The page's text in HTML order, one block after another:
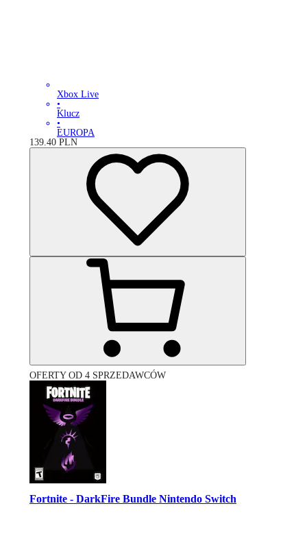
Xbox Live
•
Klucz
•
EUROPA
139.40 PLN
OFERTY OD 4 SPRZEDAWCÓW
Fortnite - DarkFire Bundle Nintendo Switch